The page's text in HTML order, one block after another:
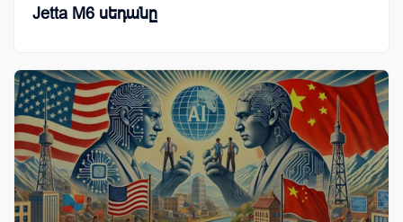
Jetta M6 սեդանը